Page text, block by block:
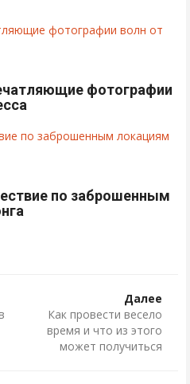
фотографии
по заброшенным
Далее
Как провести весело
время и что из этого
может получиться